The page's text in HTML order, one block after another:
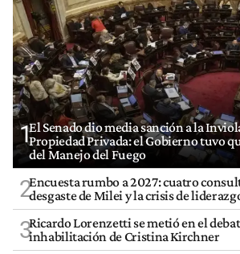
1El Senado dio media sanción a la
Propiedad Privada: el Gobierno tuvo
del Manejo del Fuego
2Encuesta rumbo a 2027: cuatro
desgaste de Milei y la crisis de
3Ricardo Lorenzetti se metió en el
inhabilitación de Cristina Kirchner